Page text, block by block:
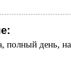
полный день,